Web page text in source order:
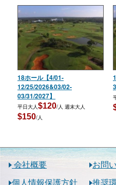
18ホール【4/01-
12/25/2026&03/02-
03/31/2027】
平日大人$120/人 週末大人
$150/人
会社概要
お問
個人情報保護方針
推奨